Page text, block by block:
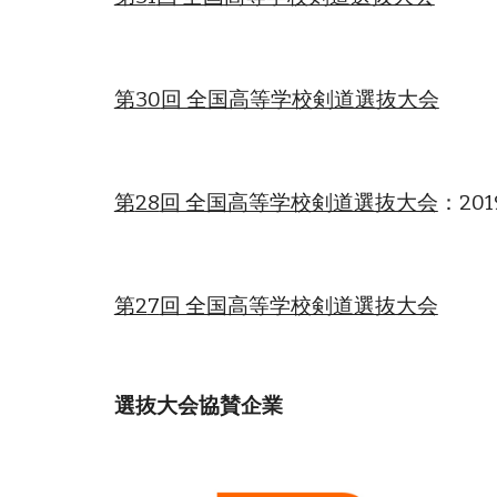
第30回 全国高等学校剣道選抜大会
第28回 全国高等学校剣道選抜大会 ：
第27回 全国高等学校剣道選抜大会
選抜大会協賛企業